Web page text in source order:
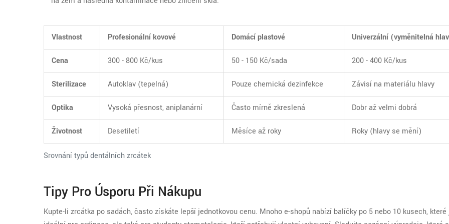
Srovnání typů dentálních zrcátek
Vlastnost Profesionální kovové Domácí plastové Univerzální (vyměnitelná
Cena 300 - 800 Kč/kus 50 - 150 Kč/sada 200 - 400 Kč/kus
Sterilizace Autoklav (tepelná) Pouze chemická dezinfekce Závisí na materiálu hlavy
Optika Vysoká přesnost, aniplanární Často mírně zkreslená Dobr až velmi dobrá
Životnost Desetiletí Měsíce až roky Roky (hlavy se mění)
Tipy Pro Úsporu Při Nákupu
Kupte-li zrcátka po sadách, často získáte lepší jednotkovou cenu. Mnoho e-shopů nabízí balíčky po 5 nebo 10 kusech, které